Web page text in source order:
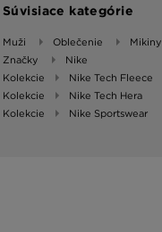
Súvisiace kategórie
Muži Oblečenie
Mikiny
Značky
Nike
Kolekcie
Nike Tech Fleece
Kolekcie
Nike Tech Hera
Kolekcie
Nike Sportswear